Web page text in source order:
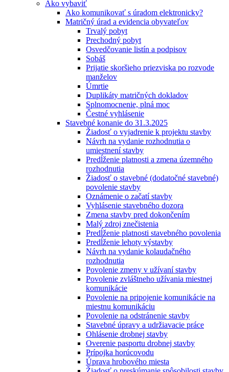
Ako vybaviť
Ako komunikovať s úradom elektronicky?
Matričný úrad a evidencia obyvateľov
Trvalý pobyt
Prechodný pobyt
Osvedčovanie listín a podpisov
Sobáš
Prijatie skoršieho priezviska po rozvode
manželov
Úmrtie
Duplikáty matričných dokladov
Splnomocnenie, plná moc
Čestné vyhlásenie
Stavebné konanie do 31.3.2025
Žiadosť o vyjadrenie k projektu stavby
Návrh na vydanie rozhodnutia o
umiestnení stavby
Predĺženie platnosti a zmena územného
rozhodnutia
Žiadosť o stavebné (dodatočné stavebné)
povolenie stavby
Oznámenie o začatí stavby
Vyhlásenie stavebného dozora
Zmena stavby pred dokončením
Malý zdroj znečistenia
Predĺženie platnosti stavebného povolenia
Predĺženie lehoty výstavby
Návrh na vydanie kolaudačného
rozhodnutia
Povolenie zmeny v užívaní stavby
Povolenie zvláštneho užívania miestnej
komunikácie
Povolenie na pripojenie komunikácie na
miestnu komunikáciu
Povolenie na odstránenie stavby
Stavebné úpravy a udržiavacie práce
Ohlásenie drobnej stavby
Overenie pasportu drobnej stavby
Prípojka horúcovodu
Úprava hrobového miesta